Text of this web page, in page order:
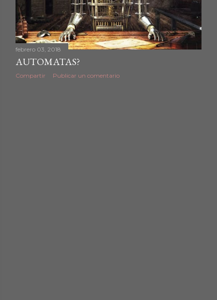
d
a
s
febrero 03, 2018
AUTOMATAS?
Compartir Publicar un comentario